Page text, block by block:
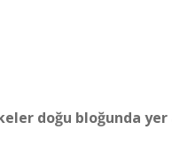
doğu bloğunda yer